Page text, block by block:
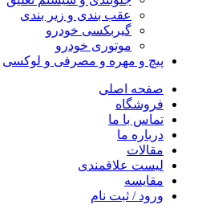
عقب بندی و زیر بندی
گیربکسی خودرو
موتوری خودرو
پیچ و مهره و مصرفی و لوکسی
صفحه اصلی
فروشگاه
تماس با ما
درباره ما
مقالات
لیست علاقمندی
مقایسه
ورود / ثبت نام